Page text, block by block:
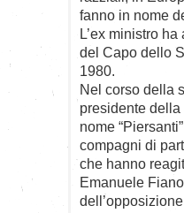
fanno in nome
L’ex ministro
del Capo dello
1980.
Nel corso della
presidente
nome
compagni di
che hanno
Emanuele